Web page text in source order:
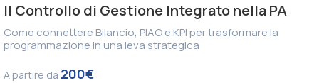
Il Controllo di Gestione Integrato nella PA
Come connettere Bilancio, PIAO e KPI per trasformare la
programmazione in una leva strategica
A partire da 200€